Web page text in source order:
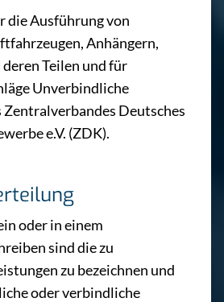
die Ausführung von
Anhängern,
Teilen und für
Unverbindliche
Zentralverbandes Deutsches
e.V. (ZDK).
oder in einem
sind die zu
zu bezeichnen und
oder verbindliche